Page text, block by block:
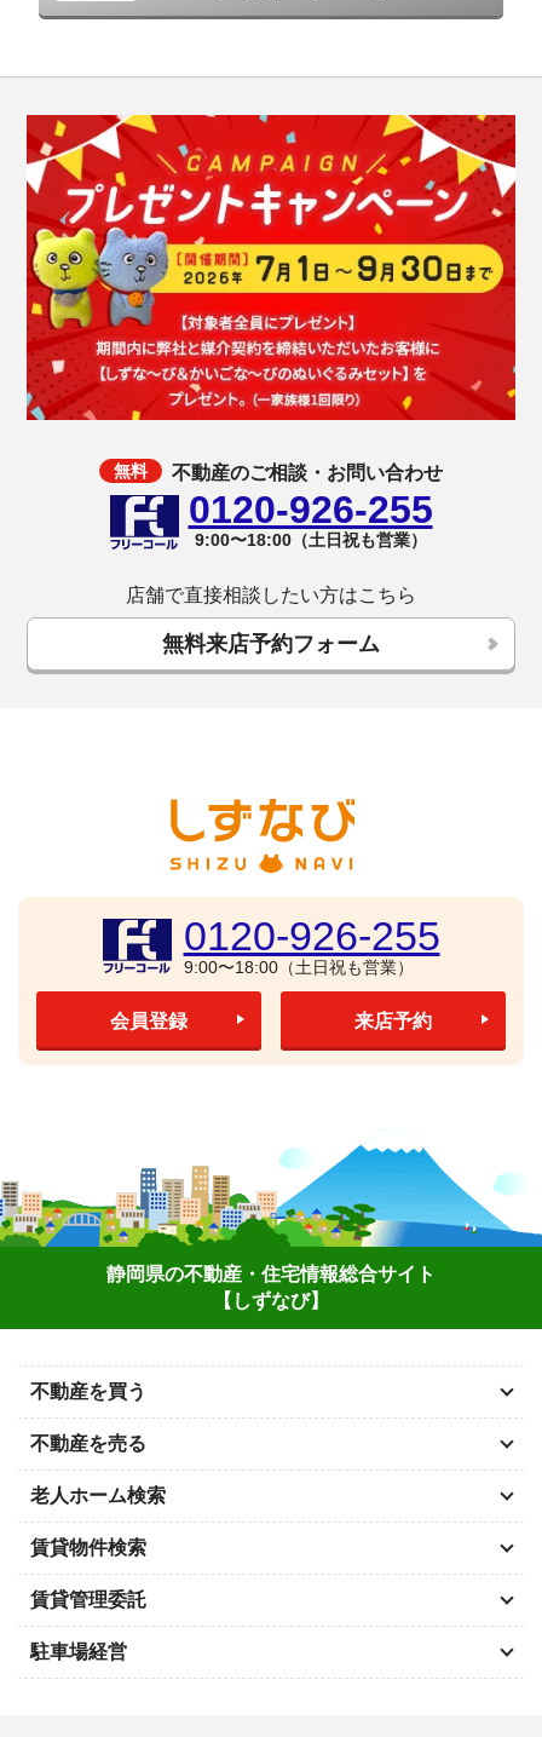
不動産のご相談・お問い合わせ
0120-926-255
9:00〜18:00（土日祝も営業）
店舗で直接相談したい方はこちら
無料来店予約フォーム
0120-926-255
9:00〜18:00（土日祝も営業）
会員登録 来店予約
静岡県の不動産・住宅情報総合サイト
【しずなび】
不動産を買う
不動産を売る
老人ホーム検索
賃貸物件検索
賃貸管理委託
駐車場経営